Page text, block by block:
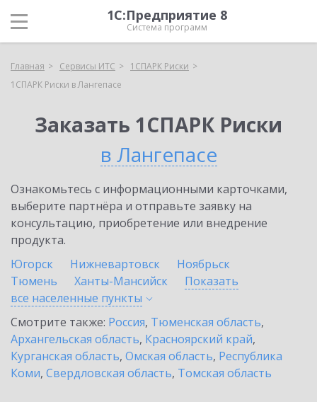
1С:Предприятие 8
Система программ
Главная Сервисы ИТС
1СПАРК Риски
1СПАРК Риски в Лангепасе
Заказать 1СПАРК Риски
в Лангепасе
Ознакомьтесь с информационными карточками,
выберите партнёра и отправьте заявку на
консультацию, приобретение или внедрение
продукта.
Югорск
Нижневартовск
Ноябрьск
Тюмень
Ханты-Мансийск
Показать
все населенные пункты
Смотрите также: Россия, Тюменская область,
Архангельская область, Красноярский край,
Курганская область, Омская область, Республика
Коми, Свердловская область, Томская область